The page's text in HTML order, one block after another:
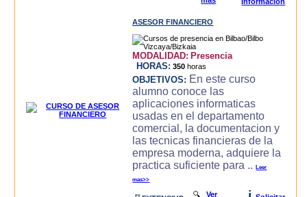
ASESOR FINANCIERO
MODALIDAD: Presencia
HORAS: 350 horas
OBJETIVOS: En este curso
alumno conoce las
aplicaciones informaticas
usadas en el departamento
comercial, la documentacion y
las tecnicas financieras de la
empresa moderna, adquiere la
practica suficiente para ..Leer
mas>>
🔍Ver